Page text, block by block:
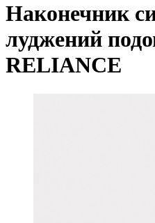
Наконечник
луджений
RELIANCE